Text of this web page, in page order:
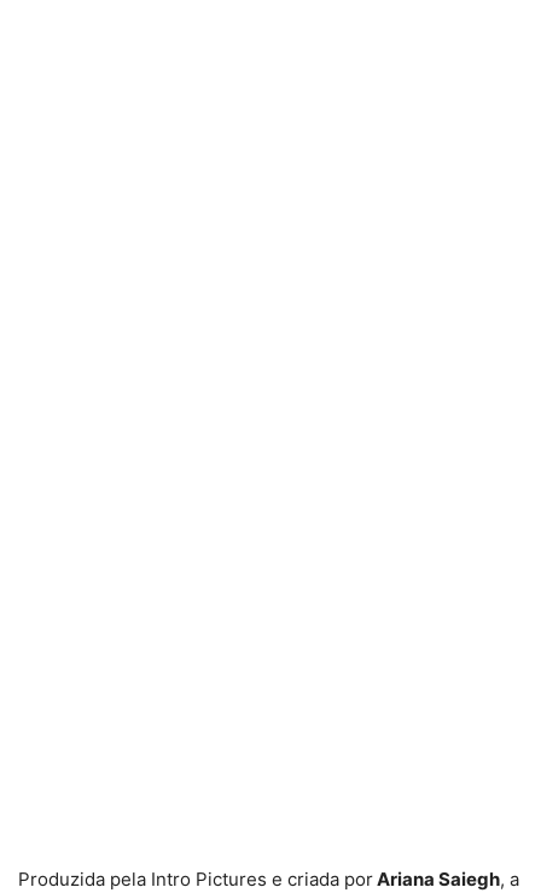
Produzida pela Intro Pictures e criada porAriana Saiegh, a